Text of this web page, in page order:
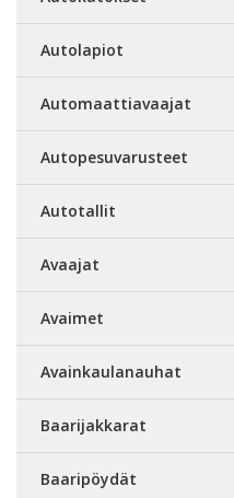
Autolapiot
Automaattiavaajat
Autopesuvarusteet
Autotallit
Avaajat
Avaimet
Avainkaulanauhat
Baarijakkarat
Baaripöydät